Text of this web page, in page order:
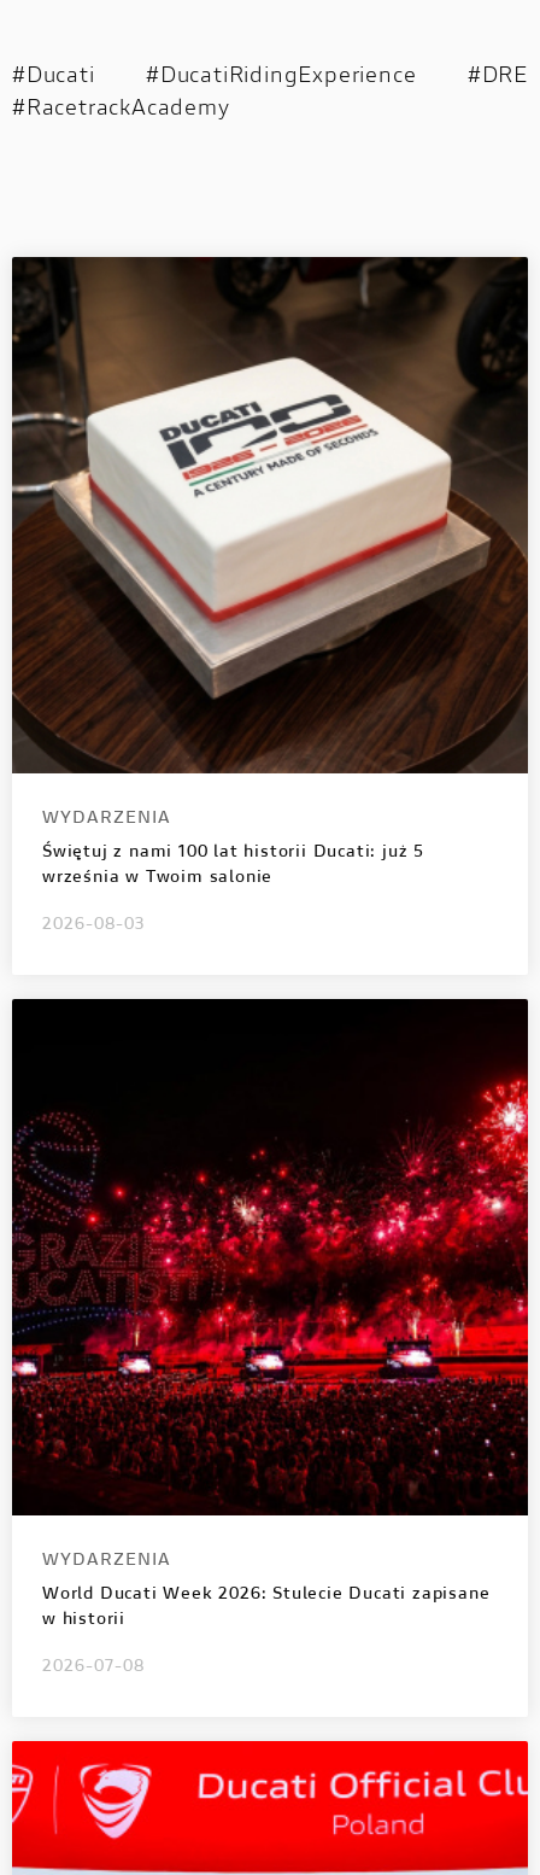
#Ducati #DucatiRidingExperience #DRE
#RacetrackAcademy
WYDARZENIA
Świętuj z nami 100 lat historii Ducati: już 5
września w Twoim salonie
2026-08-03
WYDARZENIA
World Ducati Week 2026: Stulecie Ducati zapisane
w historii
2026-07-08